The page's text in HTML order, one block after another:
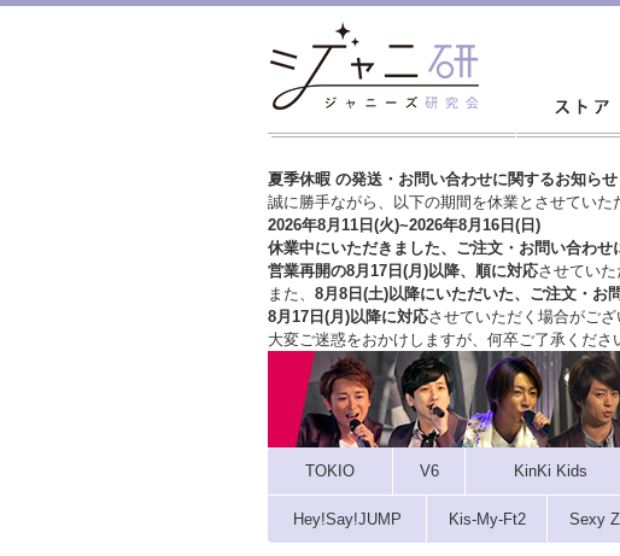
夏季休暇 の発送・お問い合わせに関するお知らせ
誠に勝手ながら、以下の期間を休業とさせていた
2026年8月11日(火)~2026年8月16日(日)
休業中にいただきました、ご注文・お問い合わせ
営業再開の8月17日(月)以降、順に対応させていた
また、 8月8日(土)以降にいただいた、ご注文・ お
8月17日(月)以降に対応させていただく場合がござ
大変ご迷惑をおかけしますが、 何卒ご了承くださ
TOKIO V6 KinKi Kids
Hey!Say!JUMP Kis-My-Ft2 Sexy